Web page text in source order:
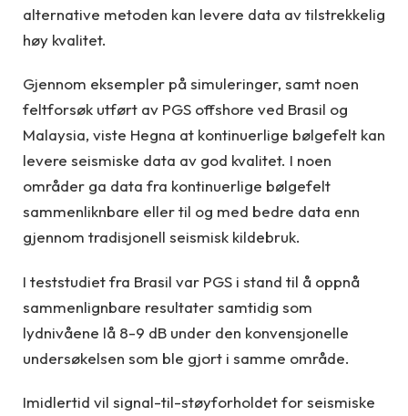
alternative metoden kan levere data av tilstrekkelig
høy kvalitet.
Gjennom eksempler på simuleringer, samt noen
feltforsøk utført av PGS offshore ved Brasil og
Malaysia, viste Hegna at kontinuerlige bølgefelt kan
levere seismiske data av god kvalitet. I noen
områder ga data fra kontinuerlige bølgefelt
sammenliknbare eller til og med bedre data enn
gjennom tradisjonell seismisk kildebruk.
I teststudiet fra Brasil var PGS i stand til å oppnå
sammenlignbare resultater samtidig som
lydnivåene lå 8-9 dB under den konvensjonelle
undersøkelsen som ble gjort i samme område.
Imidlertid vil signal-til-støyforholdet for seismiske